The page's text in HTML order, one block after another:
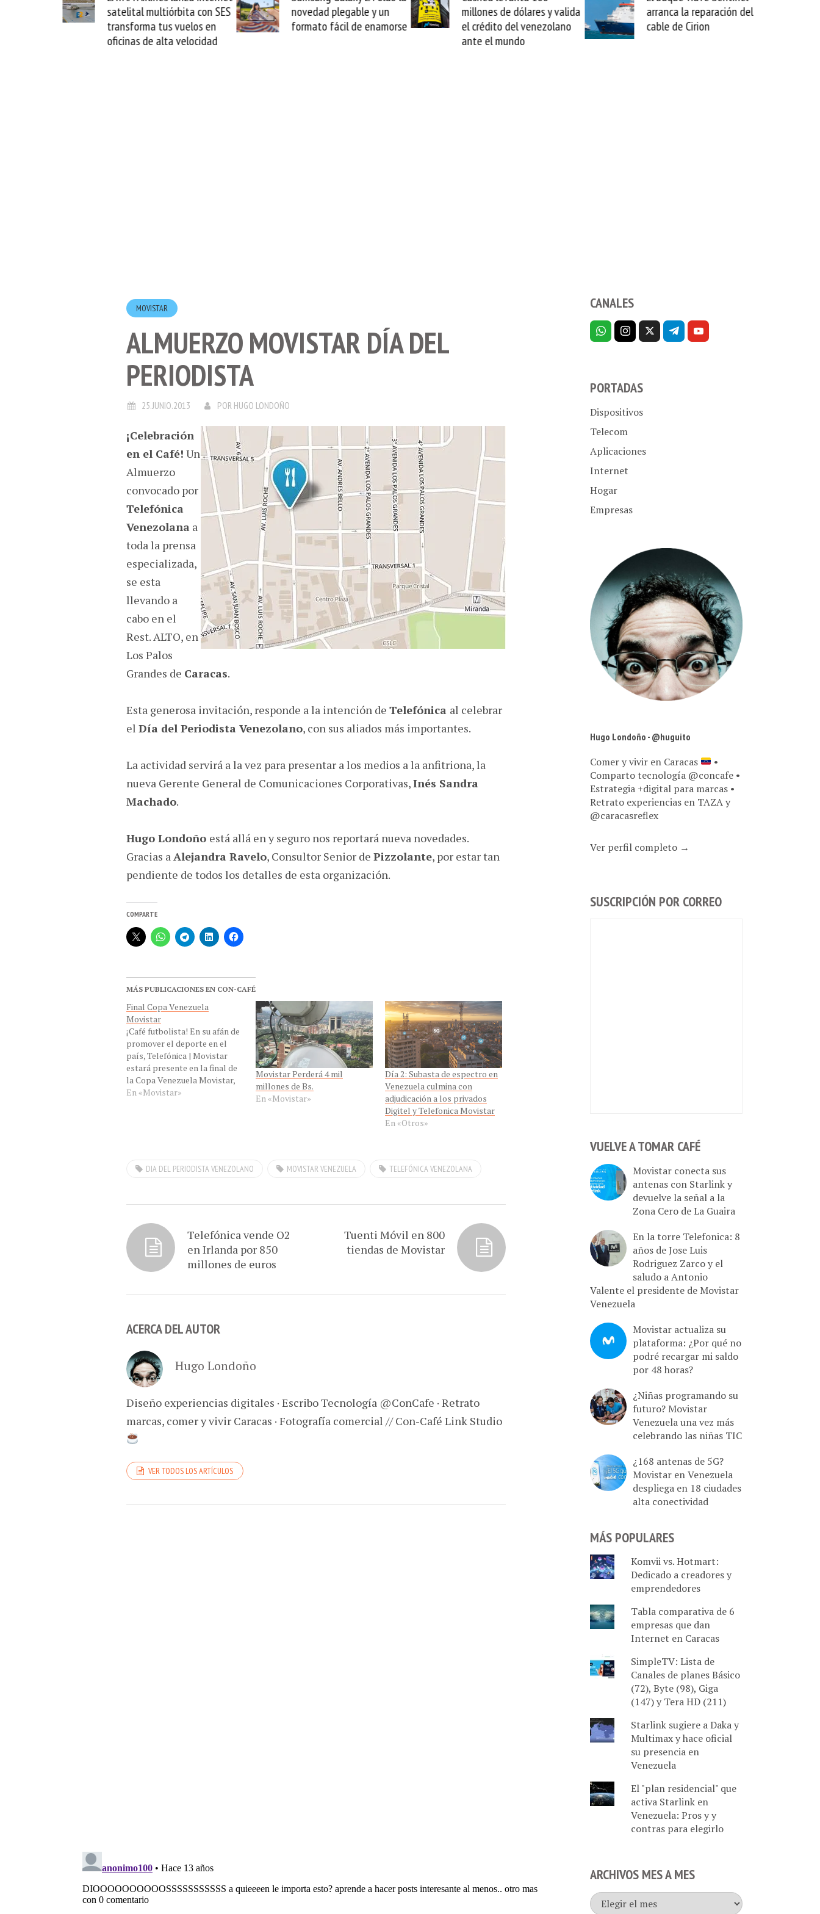
satelital multiórbita con SES
transforma tus vuelos en
oficinas de alta velocidad
novedad plegable y un
formato fácil de enamorse
millones de dólares y valida
el crédito del venezolano
ante el mundo
arranca la reparación del
cable de Cirion
MOVISTAR
ALMUERZO MOVISTAR DÍA DEL
PERIODISTA
25.JUNIO.2013 POR HUGO LONDOÑO
¡Celebración
en el Café! Un
Almuerzo
convocado por
Telefónica
Venezolana a
toda la prensa
especializada,
se esta
llevando a
cabo en el
Rest. ALTO, en
Los Palos
Grandes de Caracas.
Esta generosa invitación, responde a la intención de Telefónica al celebrar
el Día del Periodista Venezolano, con sus aliados más importantes.
La actividad servirá a la vez para presentar a los medios a la anfitriona, la
nueva Gerente General de Comunicaciones Corporativas,Inés Sandra
Machado.
Hugo Londoño está allá en y seguro nos reportará nueva novedades.
Gracias aAlejandra Ravelo, Consultor Senior de Pizzolante, por estar tan
pendiente de todos los detalles de esta organización.
COMPARTE
MÁS PUBLICACIONES EN CON-CAFÉ
Final Copa Venezuela
Movistar
¡Café futbolista! En su afán de
promover el deporte en el
país, Telefónica | Movistar
estará presente en la final de
la Copa Venezuela Movistar,
con una participación
Venezolana…
En «Movistar»
Movistar Perderá 4 mil
millones de Bs.
En «Movistar»
Día 2: Subasta de espectro en
Venezuela culmina con
adjudicación a los privados
Digitel y Telefonica Movistar
En «Otros»
DIA DEL PERIODISTA VENEZOLANO MOVISTAR VENEZUELA TELEFÓNICA VENEZOLANA
Telefónica vende O2
en Irlanda por 850
millones de euros
Tuenti Móvil en 800
tiendas de Movistar
ACERCA DEL AUTOR
Hugo Londoño
Diseño experiencias digitales · Escribo Tecnología @ConCafe · Retrato
marcas, comer y vivir Caracas · Fotografía comercial // Con-Café Link Studio
VER TODOS LOS ARTÍCULOS
CANALES
PORTADAS
Dispositivos
Telecom
Aplicaciones
Internet
Hogar
Empresas
Hugo Londoño - @huguito
Comer y vivir en Caracas
•
Comparto tecnología @concafe •
Estrategia +digital para marcas •
Retrato experiencias en TAZA y
@caracasreflex
Ver perfil completo →
SUSCRIPCIÓN POR CORREO
VUELVE A TOMAR CAFÉ
Movistar conecta sus
antenas con Starlink y
devuelve la señal a la
Zona Cero de La Guaira
En la torre Telefonica: 8
años de Jose Luis
Rodriguez Zarco y el
saludo a Antonio
Valente el presidente de Movistar
Venezuela
Movistar actualiza su
plataforma: ¿Por qué no
podré recargar mi saldo
por 48 horas?
¿Niñas programando su
futuro? Movistar
Venezuela una vez más
celebrando las niñas TIC
¿168 antenas de 5G?
Movistar en Venezuela
despliega en 18 ciudades
alta conectividad
MÁS POPULARES
Komvii vs. Hotmart:
Dedicado a creadores y
emprendedores
Tabla comparativa de 6
empresas que dan
Internet en Caracas
SimpleTV: Lista de
Canales de planes Básico
(72), Byte (98), Giga
(147) y Tera HD (211)
Starlink sugiere a Daka y
Multimax y hace oficial
su presencia en
Venezuela
El "plan residencial" que
activa Starlink en
Venezuela: Pros y y
contras para elegirlo
ARCHIVOS MES A MES
Archivos
mes